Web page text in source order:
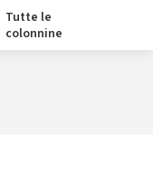
Tutte le
colonnine